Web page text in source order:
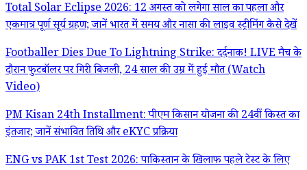
Total Solar Eclipse 2026: 12 अगस्त को लगेगा साल का पहला और
एकमात्र पूर्ण सूर्य ग्रहण; जानें भारत में समय और नासा की लाइव स्ट्रीमिंग कैसे देखें
Footballer Dies Due To Lightning Strike: दर्दनाक! LIVE मैच के
दौरान फुटबॉलर पर गिरी बिजली, 24 साल की उम्र में हुई मौत (Watch
Video)
PM Kisan 24th Installment: पीएम किसान योजना की 24वीं किस्त का
इंतजार; जानें संभावित तिथि और eKYC प्रक्रिया
ENG vs PAK 1st Test 2026: पाकिस्तान के खिलाफ पहले टेस्ट के लिए